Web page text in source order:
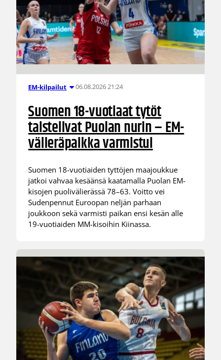
EM-kilpailut 06.08.2026 21:24
Suomen 18-vuotiaat tytöt
taistelivat Puolan nurin – EM-
välieräpaikka varmistui
Suomen 18-vuotiaiden tyttöjen maajoukkue
jatkoi vahvaa kesäänsä kaatamalla Puolan EM-
kisojen puolivälierässä 78–63. Voitto vei
Sudenpennut Euroopan neljän parhaan
joukkoon sekä varmisti paikan ensi kesän alle
19-vuotiaiden MM-kisoihin Kiinassa.